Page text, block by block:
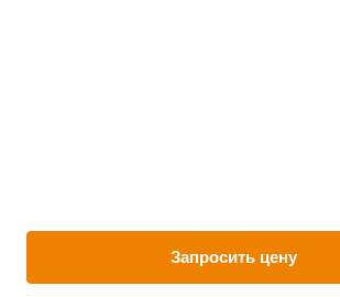
Запросить цену